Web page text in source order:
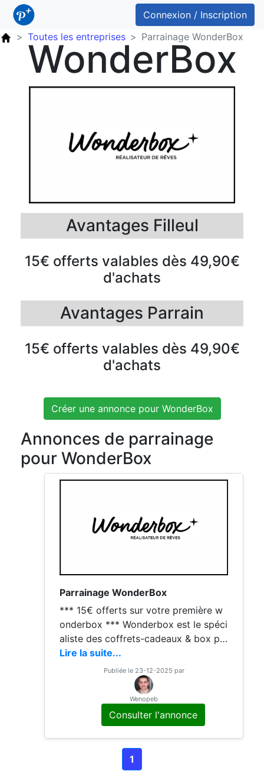
Connexion / Inscription
Toutes les entreprises
Parrainage WonderBox
WonderBox
Avantages Filleul
15€ offerts valables dès 49,90€
d'achats
Avantages Parrain
15€ offerts valables dès 49,90€
d'achats
Créer une annonce pour WonderBox
Annonces de parrainage
pour WonderBox
Parrainage WonderBox
*** 15€ offerts sur votre première w
onderbox *** Wonderbox est le spéci
aliste des coffrets-cadeaux & box po
ur toutes les occasions : anniversaire,
mariage, félicitations, noël et même
n sur l'achat d'une wonderbox de min
imum 49€ en passant par le lien ci de
ssus pour vous inscrire À bientôt Benj
amin
Lire la suite...
Publiée le 23-12-2025 par
Wenopeb
Consulter l'annonce
1